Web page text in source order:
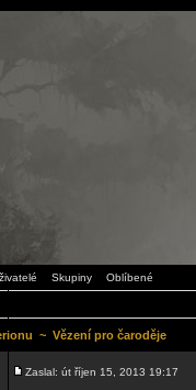
Skupiny Oblíbené
~ Vězení pro čaroděje
Zaslal: út říjen 15, 2013 19:17